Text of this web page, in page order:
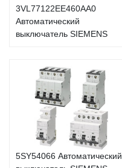
3VL77122EE460AA0
Автоматический
выключатель SIEMENS
5SY54066 Автоматический